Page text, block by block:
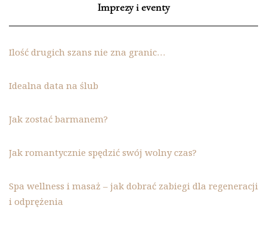
Imprezy i eventy
Ilość drugich szans nie zna granic…
Idealna data na ślub
Jak zostać barmanem?
Jak romantycznie spędzić swój wolny czas?
Spa wellness i masaż – jak dobrać zabiegi dla regeneracji
i odprężenia